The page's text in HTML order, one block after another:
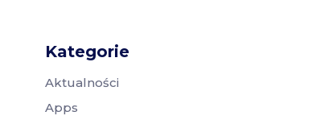
Kategorie
Aktualności
Apps